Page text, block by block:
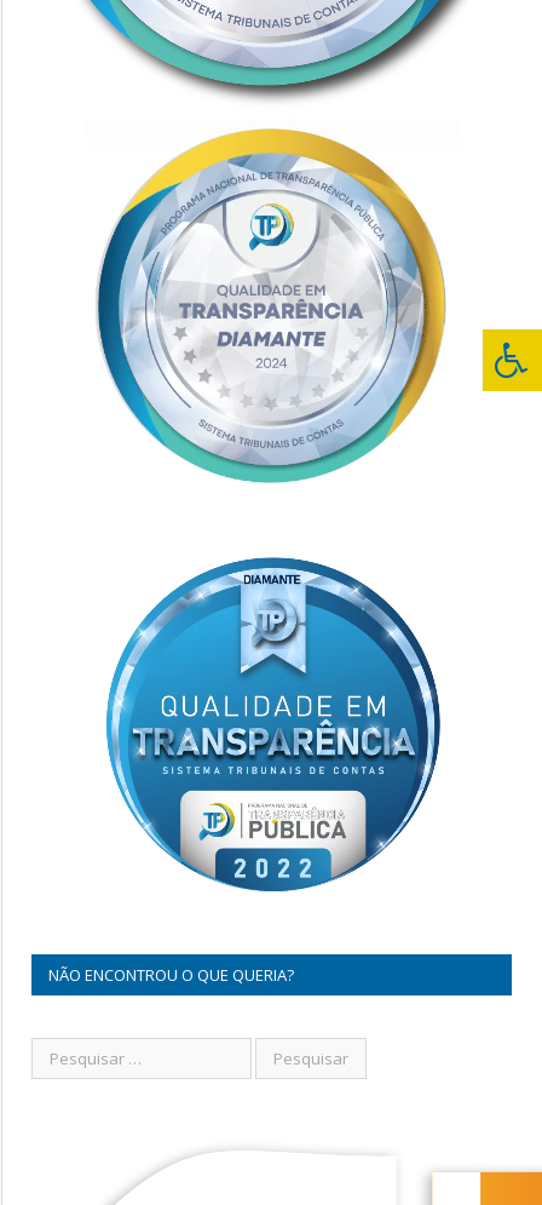
NÃO ENCONTROU O QUE QUERIA?